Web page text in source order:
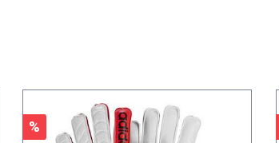
Rabatt
%